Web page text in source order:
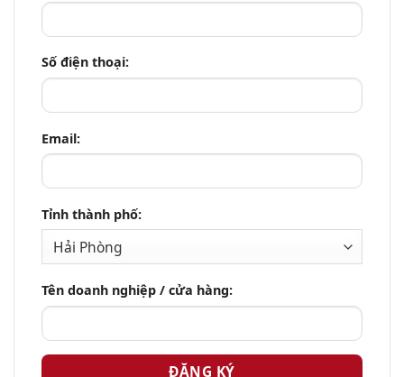
Số điện thoại:
Email:
Tỉnh thành phố:
Tên doanh nghiệp / cửa hàng: